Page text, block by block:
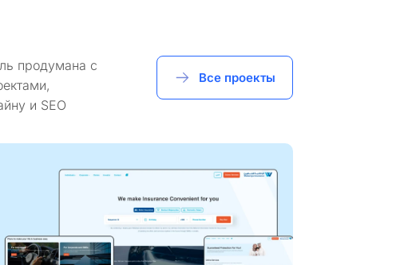
продумана с
и SEO
Все проекты